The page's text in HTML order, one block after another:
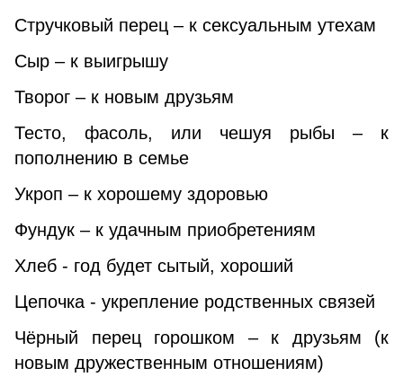
Стручковый перец – к сексуальным утехам
Сыр – к выигрышу
Творог – к новым друзьям
Тесто, фасоль, или чешуя рыбы – к
пополнению в семье
Укроп – к хорошему здоровью
Фундук – к удачным приобретениям
Хлеб - год будет сытый, хороший
Цепочка - укрепление родственных связей
Чёрный перец горошком – к друзьям (к
новым дружественным отношениям)